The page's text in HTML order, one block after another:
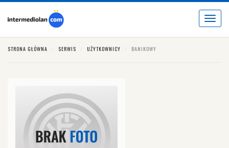
Toggle
STRONA GŁÓWNA SERWIS UŻYTKOWNICY BANIKOWY